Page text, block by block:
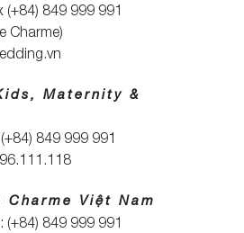
(+84) 849 999 991
Charme)
Maternity &
849 999 991
Charme Việt Nam
(+84) 849 999 991